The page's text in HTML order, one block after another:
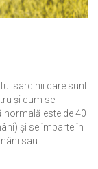
sarcinii care sunt
și cum se
este de 40
și se împarte în
sau